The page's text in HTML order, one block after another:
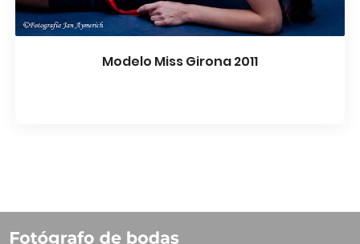
Modelo Miss Girona 2011